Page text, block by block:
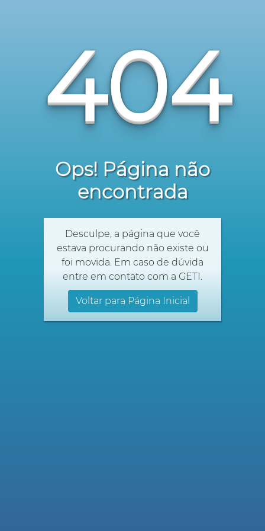
404
Ops! Página não
encontrada
Desculpe, a página que você
estava procurando não existe ou
foi movida. Em caso de dúvida
entre em contato com a GETI.
Voltar para Página Inicial